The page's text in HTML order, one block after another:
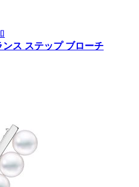
ンス ステップ ブローチ